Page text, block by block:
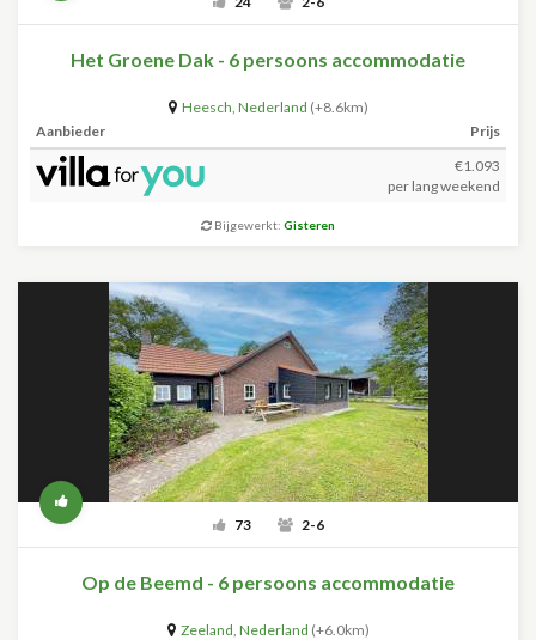
Het Groene Dak - 6 persoons accommodatie
Heesch, Nederland (+8.6km)
Aanbieder
Prijs
€1.093
per lang weekend
Bijgewerkt: Gisteren
73 2-6
Op de Beemd - 6 persoons accommodatie
Zeeland, Nederland (+6.0km)